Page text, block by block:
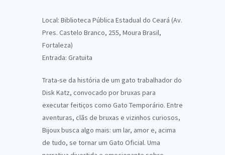
Local: Biblioteca Pública Estadual do Ceará (Av.
Pres. Castelo Branco, 255, Moura Brasil,
Fortaleza)
Entrada: Gratuita
Trata-se da história de um gato trabalhador do
Disk Katz, convocado por bruxas para
executar feitiços como Gato Temporário. Entre
aventuras, clãs de bruxas e vizinhos curiosos,
Bijoux busca algo mais: um lar, amor e, acima
de tudo, se tornar um Gato Oficial. Uma